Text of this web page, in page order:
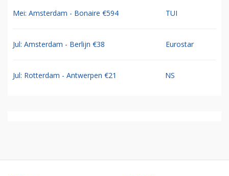
Mei: Amsterdam - Bonaire €594 TUI
Jul: Amsterdam - Berlijn €38 Eurostar
Jul: Rotterdam - Antwerpen €21 NS